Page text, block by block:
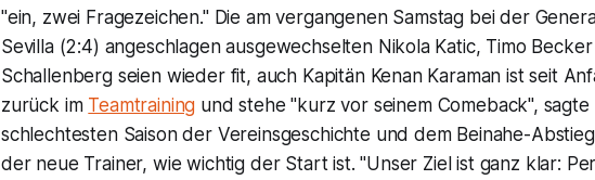
"ein, zwei Fragezeichen." Die am vergangenen Samstag bei der
Sevilla (2:4) angeschlagen ausgewechselten Nikola Katic, Timo
Schallenberg seien wieder fit, auch Kapitän Kenan Karaman ist seit
zurück im Teamtraining und stehe "kurz vor seinem Comeback",
schlechtesten Saison der Vereinsgeschichte und dem Beinahe-
der neue Trainer, wie wichtig der Start ist. "Unser Ziel ist ganz klar: